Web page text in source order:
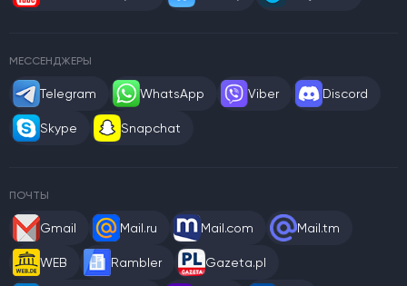
МЕССЕНДЖЕРЫ
Telegram WhatsApp Viber Discord
Skype Snapchat
ПОЧТЫ
Gmail Mail.ru Mail.com Mail.tm
WEB Rambler Gazeta.pl